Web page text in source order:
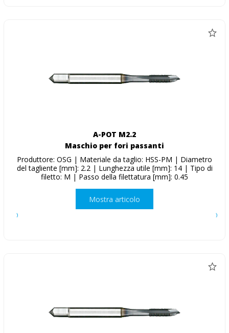
A-POT M2.2
Maschio per fori passanti
Produttore: OSG | Materiale da taglio: HSS-PM | Diametro
del tagliente [mm]: 2.2 | Lunghezza utile [mm]: 14 | Tipo di
filetto: M | Passo della filettatura [mm]: 0.45
Mostra articolo